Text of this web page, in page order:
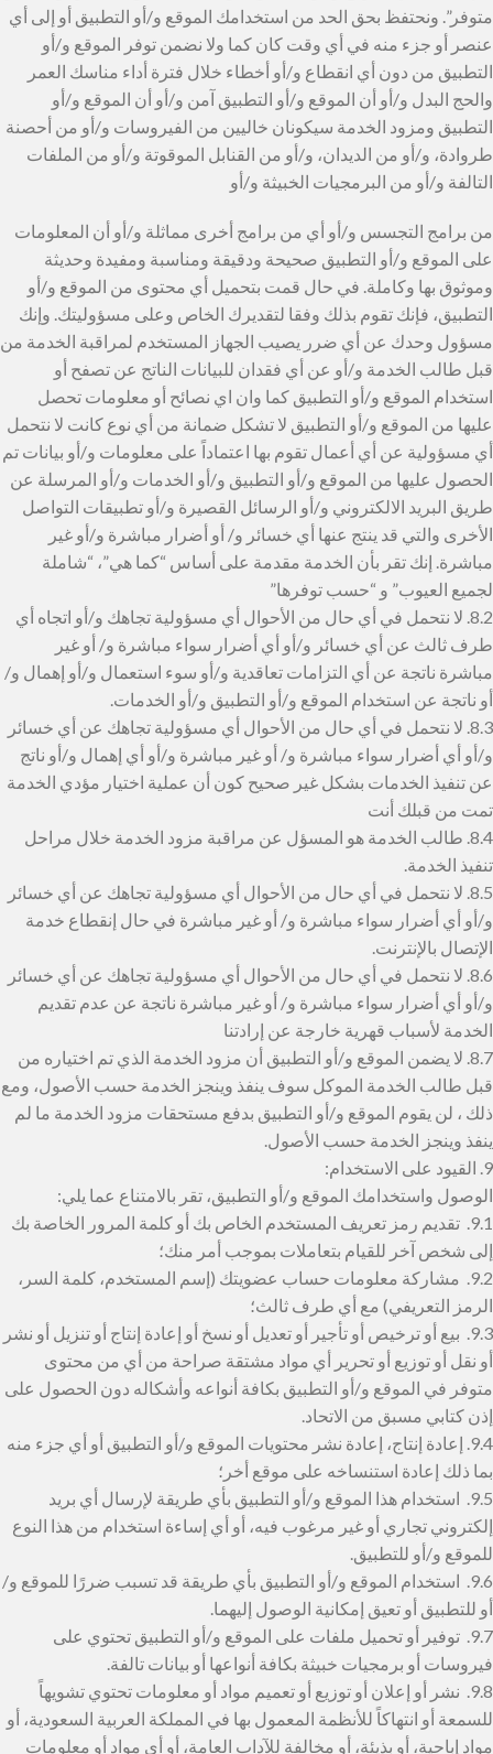
متوفر”. ونحتفظ بحق الحد من استخدامك الموقع و/أو التطبيق أو إلى أي
عنصر أو جزء منه في أي وقت كان كما ولا نضمن توفر الموقع و/أو
التطبيق من دون أي انقطاع و/أو أخطاء خلال فترة أداء مناسك العمر
والحج البدل و/أو أن الموقع و/أو التطبيق آمن و/أو أن الموقع و/أو
التطبيق ومزود الخدمة سيكونان خاليين من الفيروسات و/أو من أحصنة
طروادة، و/أو من الديدان، و/أو من القنابل الموقوتة و/أو من الملفات
التالفة و/أو من البرمجيات الخبيثة و/أو
من برامج التجسس و/أو أي من برامج أخرى مماثلة و/أو أن المعلومات
على الموقع و/أو التطبيق صحيحة ودقيقة ومناسبة ومفيدة وحديثة
وموثوق بها وكاملة. في حال قمت بتحميل أي محتوى من الموقع و/أو
التطبيق، فإنك تقوم بذلك وفقا لتقديرك الخاص وعلى مسؤوليتك. وإنك
مسؤول وحدك عن أي ضرر يصيب الجهاز المستخدم لمراقبة الخدمة من
قبل طالب الخدمة و/أو عن أي فقدان للبيانات الناتج عن تصفح أو
استخدام الموقع و/أو التطبيق كما وان اي نصائح أو معلومات تحصل
عليها من الموقع و/أو التطبيق لا تشكل ضمانة من أي نوع كانت لا نتحمل
أي مسؤولية عن أي أعمال تقوم بها اعتماداً على معلومات و/أو بيانات تم
الحصول عليها من الموقع و/أو التطبيق و/أو الخدمات و/أو المرسلة عن
طريق البريد الالكتروني و/أو الرسائل القصيرة و/أو تطبيقات التواصل
الأخرى والتي قد ينتج عنها أي خسائر و/ أو أضرار مباشرة و/أو غير
مباشرة. إنك تقر بأن الخدمة مقدمة على أساس “كما هي”، “شاملة
لجميع العيوب” و “حسب توفرها”
8.2. لا نتحمل في أي حال من الأحوال أي مسؤولية تجاهك و/أو اتجاه أي
طرف ثالث عن أي خسائر و/أو أي أضرار سواء مباشرة و/ أو غير
مباشرة ناتجة عن أي التزامات تعاقدية و/أو سوء استعمال و/أو إهمال و/
أو ناتجة عن استخدام الموقع و/أو التطبيق و/أو الخدمات.
8.3. لا نتحمل في أي حال من الأحوال أي مسؤولية تجاهك عن أي خسائر
و/أو أي أضرار سواء مباشرة و/ أو غير مباشرة و/أو أي إهمال و/أو ناتج
عن تنفيذ الخدمات بشكل غير صحيح كون أن عملية اختيار مؤدي الخدمة
تمت من قبلك أنت
8.4. طالب الخدمة هو المسؤل عن مراقبة مزود الخدمة خلال مراحل
تنفيذ الخدمة.
8.5. لا نتحمل في أي حال من الأحوال أي مسؤولية تجاهك عن أي خسائر
و/أو أي أضرار سواء مباشرة و/ أو غير مباشرة في حال إنقطاع خدمة
الإتصال بالإنترنت.
8.6. لا نتحمل في أي حال من الأحوال أي مسؤولية تجاهك عن أي خسائر
و/أو أي أضرار سواء مباشرة و/ أو غير مباشرة ناتجة عن عدم تقديم
الخدمة لأسباب قهرية خارجة عن إرادتنا
8.7. لا يضمن الموقع و/أو التطبيق أن مزود الخدمة الذي تم اختياره من
قبل طالب الخدمة الموكل سوف ينفذ وينجز الخدمة حسب الأصول، ومع
ذلك ، لن يقوم الموقع و/أو التطبيق بدفع مستحقات مزود الخدمة ما لم
ينفذ وينجز الخدمة حسب الأصول.
9. القيود على الاستخدام:
الوصول واستخدامك الموقع و/أو التطبيق، تقر بالامتناع عما يلي:
9.1. تقديم رمز تعريف المستخدم الخاص بك أو كلمة المرور الخاصة بك
إلى شخص آخر للقيام بتعاملات بموجب أمر منك؛
9.2. مشاركة معلومات حساب عضويتك (إسم المستخدم، كلمة السر،
الرمز التعريفي) مع أي طرف ثالث؛
9.3. بيع أو ترخيص أو تأجير أو تعديل أو نسخ أو إعادة إنتاج أو تنزيل أو نشر
أو نقل أو توزيع أو تحرير أي مواد مشتقة صراحة من أي من محتوى
متوفر في الموقع و/أو التطبيق بكافة أنواعه وأشكاله دون الحصول على
إذن كتابي مسبق من الاتحاد.
9.4. إعادة إنتاج، إعادة نشر محتويات الموقع و/أو التطبيق أو أي جزء منه
بما ذلك إعادة استنساخه على موقع أخر؛
9.5. استخدام هذا الموقع و/أو التطبيق بأي طريقة لإرسال أي بريد
إلكتروني تجاري أو غير مرغوب فيه، أو أي إساءة استخدام من هذا النوع
للموقع و/أو للتطبيق.
9.6. استخدام الموقع و/أو التطبيق بأي طريقة قد تسبب ضررًا للموقع و/
أو للتطبيق أو تعيق إمكانية الوصول إليهما.
9.7. توفير أو تحميل ملفات على الموقع و/أو التطبيق تحتوي على
فيروسات أو برمجيات خبيثة بكافة أنواعها أو بيانات تالفة.
9.8. نشر أو إعلان أو توزيع أو تعميم مواد أو معلومات تحتوي تشويهاً
للسمعة أو انتهاكاً للأنظمة المعمول بها في المملكة العربية السعودية، أو
مواد إباحية، أو بذيئة، أو مخالفة للآداب العامة، أو أي مواد أو معلومات